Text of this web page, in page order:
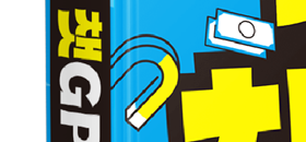
·효율적인 이미지 보정 순서
도 조정하기
인을 위한 로고와 간판 홍보물 디자인하
한 브랜드 아이덴티티(BI) 만들기